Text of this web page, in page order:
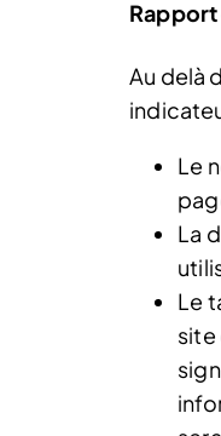
Rapport
Au delà
Le
La
Le
site